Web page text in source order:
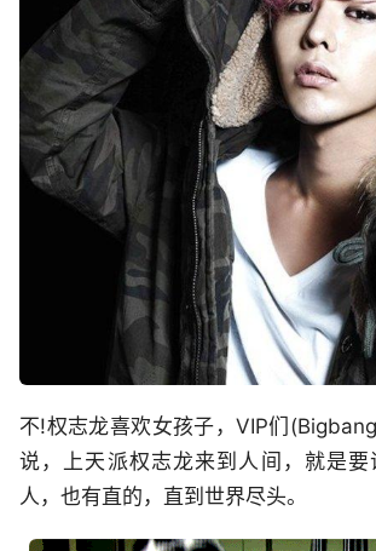
不!权志龙喜欢女孩子，VIP们
说，上天派权志龙来到人间，就是要
人，也有直的，直到世界尽头。